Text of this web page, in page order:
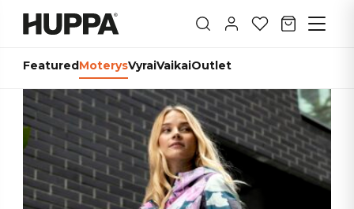
FeaturedMoterysVyraiVaikaiOutlet